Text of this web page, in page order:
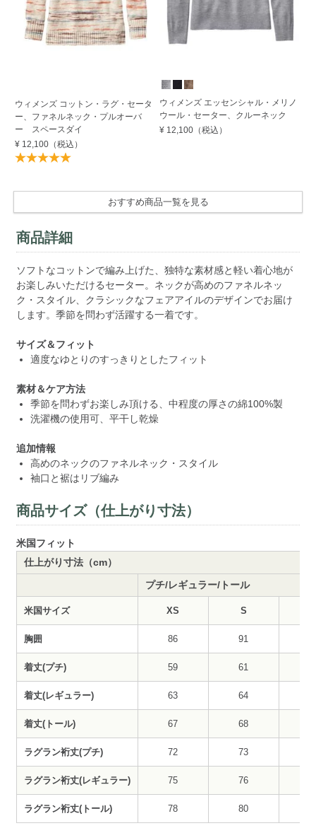
ウィメンズ コットン・ラグ・セータ
ー、ファネルネック・プルオーバ
ー スペースダイ
¥ 12,100（税込）
ウィメンズ エッセンシャル・メリノ
ウール・セーター、クルーネック
¥ 12,100 （税込）
おすすめ商品一覧を見る
商品詳細
ソフトなコットンで編み上げた、独特な素材感と軽い着心地が
お楽しみいただけるセーター。ネックが高めのファネルネッ
ク・スタイル、クラシックなフェアアイルのデザインでお届け
します。季節を問わず活躍する一着です。
サイズ＆フィット
適度なゆとりのすっきりとしたフィット
素材＆ケア方法
季節を問わずお楽しみ頂ける、中程度の厚さの綿100%製
洗濯機の使用可、平干し乾燥
追加情報
高めのネックのファネルネック・スタイル
袖口と裾はリブ編み
商品サイズ（仕上がり寸法）
米国フィット
仕上がり寸法（cm）
プチ/レギュラー/トール
米国サイズ XS S
胸囲 86 91
着丈(プチ) 59 61
着丈(レギュラー) 63 64
着丈(トール) 67 68
ラグラン裄丈(プチ) 72 73
ラグラン裄丈(レギュラー) 75 76
ラグラン裄丈(トール) 78 80